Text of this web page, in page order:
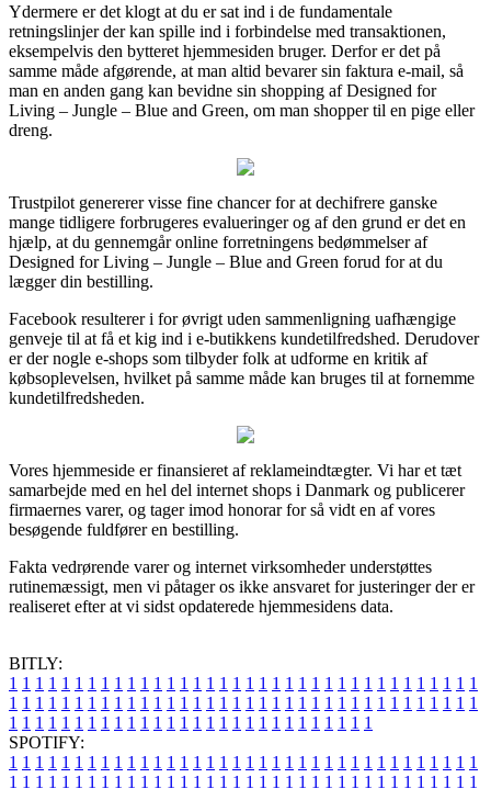
Ydermere er det klogt at du er sat ind i de fundamentale
retningslinjer der kan spille ind i forbindelse med transaktionen,
eksempelvis den bytteret hjemmesiden bruger. Derfor er det på
samme måde afgørende, at man altid bevarer sin faktura e-mail, så
man en anden gang kan bevidne sin shopping af Designed for
Living – Jungle – Blue and Green, om man shopper til en pige eller
dreng.
Trustpilot genererer visse fine chancer for at dechifrere ganske
mange tidligere forbrugeres evalueringer og af den grund er det en
hjælp, at du gennemgår online forretningens bedømmelser af
Designed for Living – Jungle – Blue and Green forud for at du
lægger din bestilling.
Facebook resulterer i for øvrigt uden sammenligning uafhængige
genveje til at få et kig ind i e-butikkens kundetilfredshed. Derudover
er der nogle e-shops som tilbyder folk at udforme en kritik af
købsoplevelsen, hvilket på samme måde kan bruges til at fornemme
kundetilfredsheden.
Vores hjemmeside er finansieret af reklameindtægter. Vi har et tæt
samarbejde med en hel del internet shops i Danmark og publicerer
firmaernes varer, og tager imod honorar for så vidt en af vores
besøgende fuldfører en bestilling.
Fakta vedrørende varer og internet virksomheder understøttes
rutinemæssigt, men vi påtager os ikke ansvaret for justeringer der er
realiseret efter at vi sidst opdaterede hjemmesidens data.
BITLY:
1 1 1 1 1 1 1 1 1 1 1 1 1 1 1 1 1 1 1 1 1 1 1 1 1 1 1 1 1 1 1 1 1 1 1 1
1 1 1 1 1 1 1 1 1 1 1 1 1 1 1 1 1 1 1 1 1 1 1 1 1 1 1 1 1 1 1 1 1 1 1 1
1 1 1 1 1 1 1 1 1 1 1 1 1 1 1 1 1 1 1 1 1 1 1 1 1 1 1 1
SPOTIFY:
1 1 1 1 1 1 1 1 1 1 1 1 1 1 1 1 1 1 1 1 1 1 1 1 1 1 1 1 1 1 1 1 1 1 1 1
1 1 1 1 1 1 1 1 1 1 1 1 1 1 1 1 1 1 1 1 1 1 1 1 1 1 1 1 1 1 1 1 1 1 1 1